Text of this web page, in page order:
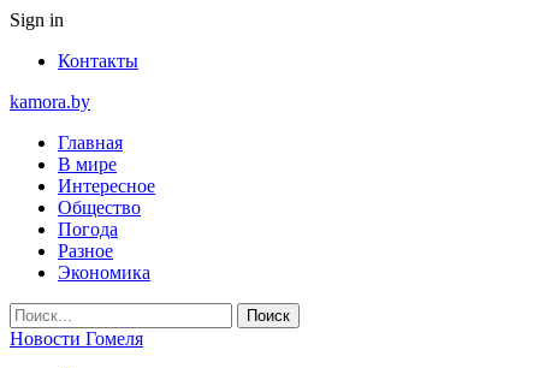
Sign in
Контакты
kamora.by
Главная
В мире
Интересное
Общество
Погода
Разное
Экономика
Новости Гомеля